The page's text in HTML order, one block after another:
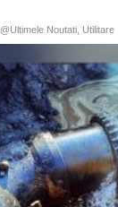
@Ultimele Noutati Utilitare